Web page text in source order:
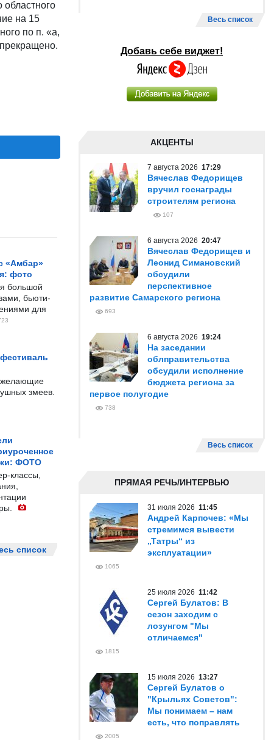
на 15
по п. «а,
«Амбар»
фото
большой
бьюти-
для
желающие
змеев.
ФОТО
классы,
список
Весь список
Добавь себе виджет!
АКЦЕНТЫ
7 августа 2026 17:29
Вячеслав Федорищев
вручил госнаграды
строителям региона
107
6 августа 2026 20:47
Вячеслав Федорищев и
Леонид Симановский
обсудили
перспективное
развитие Самарского региона
693
6 августа 2026 19:24
На заседании
облправительства
обсудили исполнение
бюджета региона за
первое полугодие
738
Весь список
ПРЯМАЯ РЕЧЬ/ИНТЕРВЬЮ
31 июля 2026 11:45
Андрей Карпочев: «Мы
стремимся вывести
„Татры“ из
эксплуатации»
1065
25 июля 2026 11:42
Сергей Булатов: В
сезон заходим с
лозунгом "Мы
отличаемся"
1815
15 июля 2026 13:27
Сергей Булатов о
"Крыльях Советов":
Мы понимаем – нам
есть, что поправлять
2005